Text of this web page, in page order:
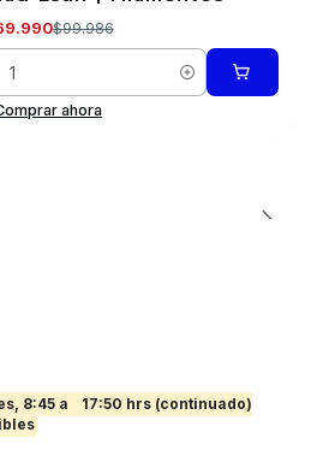
$99.986
ahora
8:45 a
17:50 hrs (continuado)